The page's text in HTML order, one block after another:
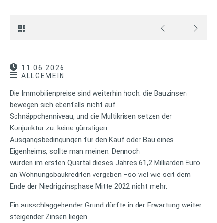
11.06.2026
ALLGEMEIN
Die Immobilienpreise sind weiterhin hoch, die Bauzinsen
bewegen sich ebenfalls nicht auf
Schnäppchenniveau, und die Multikrisen setzen der
Konjunktur zu: keine günstigen
Ausgangsbedingungen für den Kauf oder Bau eines
Eigenheims, sollte man meinen. Dennoch
wurden im ersten Quartal dieses Jahres 61,2 Milliarden Euro
an Wohnungsbaukrediten vergeben –so viel wie seit dem
Ende der Niedrigzinsphase Mitte 2022 nicht mehr.
Ein ausschlaggebender Grund dürfte in der Erwartung weiter
steigender Zinsen liegen.